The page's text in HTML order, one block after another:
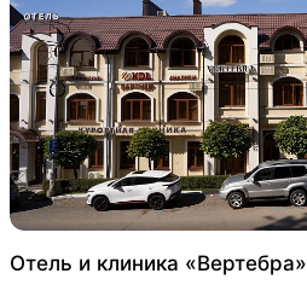
Отель и клиника «Вертебра»